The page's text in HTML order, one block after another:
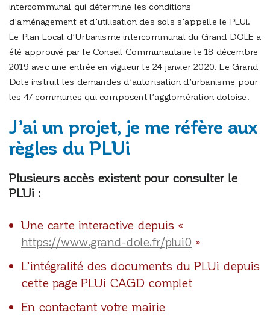
intercommunal qui détermine les conditions
d’aménagement et d’utilisation des sols s’appelle le PLUi.
Le Plan Local d’Urbanisme intercommunal du Grand DOLE a
été approuvé par le Conseil Communautaire le 18 décembre
2019 avec une entrée en vigueur le 24 janvier 2020. Le Grand
Dole instruit les demandes d’autorisation d’urbanisme pour
les 47 communes qui composent l’agglomération doloise.
J’ai un projet, je me réfère aux
règles du PLUi
Plusieurs accès existent pour consulter le
PLUi :
Une carte interactive depuis «
https://www.grand-dole.fr/plui0 »
L’intégralité des documents du PLUi depuis
cette page PLUi CAGD complet
En contactant votre mairie